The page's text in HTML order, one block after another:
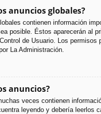
anuncios globales?
contienen información
posible. Éstos aparecerán al
de Usuario. Los permisos
La Administración.
anuncios?
veces contienen
leyendo y debería leerlos